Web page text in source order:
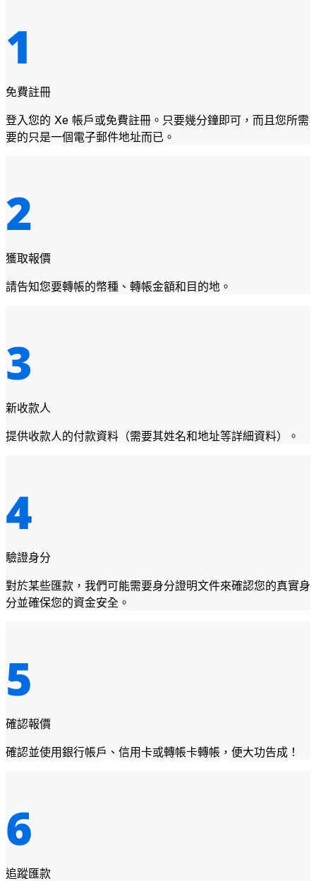
免費註冊
登入您的 Xe 帳戶或免費註冊。只要幾分鐘即可，而且您所需
要的只是一個電子郵件地址而已。
獲取報價
請告知您要轉帳的幣種、轉帳金額和目的地。
新收款人
提供收款人的付款資料（需要其姓名和地址等詳細資料）。
驗證身分
對於某些匯款，我們可能需要身分證明文件來確認您的真實身
分並確保您的資金安全。
確認報價
確認並使用銀行帳戶、信用卡或轉帳卡轉帳，便大功告成！
追蹤匯款